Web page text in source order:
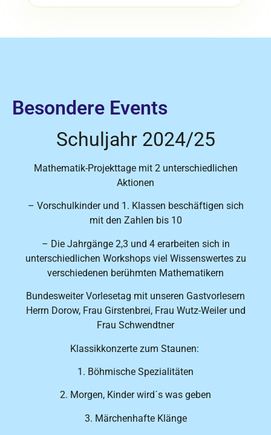
Besondere Events
Schuljahr 2024/25
Mathematik-Projekttage mit 2 unterschiedlichen
Aktionen
– Vorschulkinder und 1. Klassen beschäftigen sich
mit den Zahlen bis 10
– Die Jahrgänge 2,3 und 4 erarbeiten sich in
unterschiedlichen Workshops viel Wissenswertes zu
verschiedenen berühmten Mathematikern
Bundesweiter Vorlesetag mit unseren Gastvorlesern
Herrn Dorow, Frau Girstenbrei, Frau Wutz-Weiler und
Frau Schwendtner
Klassikkonzerte zum Staunen:
1. Böhmische Spezialitäten
2. Morgen, Kinder wird´s was geben
3. Märchenhafte Klänge